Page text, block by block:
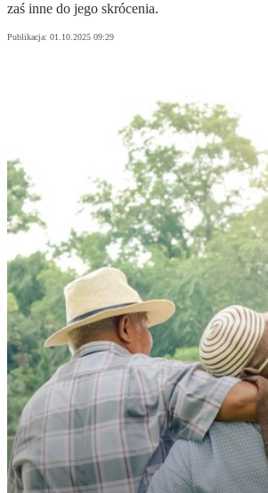
zaś inne do jego skrócenia.
Publikacja: 01.10.2025 09:29